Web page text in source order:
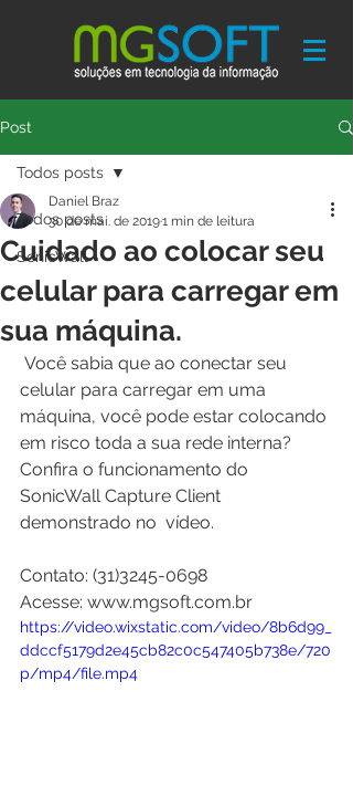
Post
Todos posts
SonicWall
Todos posts
Cuidado ao colocar seu
celular para carregar em
sua máquina.
Daniel Braz
30 de mai. de 20191 min de leitura
celular para carregar em uma
máquina, você pode estar colocando
em risco toda a sua rede interna?
Confira o funcionamento do
SonicWall Capture Client
demonstrado no  vídeo.⠀
Contato: (31)3245-0698⠀
Acesse: www.mgsoft.com.br
https://video.wixstatic.com/video/8b6d99_
ddccf5179d2e45cb82c0c547405b738e/720
p/mp4/file.mp4